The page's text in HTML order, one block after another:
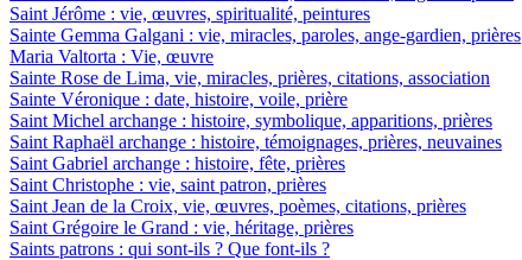
Saint Jérôme : vie, œuvres, spiritualité, peintures
Sainte Gemma Galgani : vie, miracles, paroles, ange-gardien, prières
Maria Valtorta : Vie, œuvre
Sainte Rose de Lima, vie, miracles, prières, citations, association
Sainte Véronique : date, histoire, voile, prière
Saint Michel archange : histoire, symbolique, apparitions, prières
Saint Raphaël archange : histoire, témoignages, prières, neuvaines
Saint Gabriel archange : histoire, fête, prières
Saint Christophe : vie, saint patron, prières
Saint Jean de la Croix, vie, œuvres, poèmes, citations, prières
Saint Grégoire le Grand : vie, héritage, prières
Saints patrons : qui sont-ils ? Que font-ils ?